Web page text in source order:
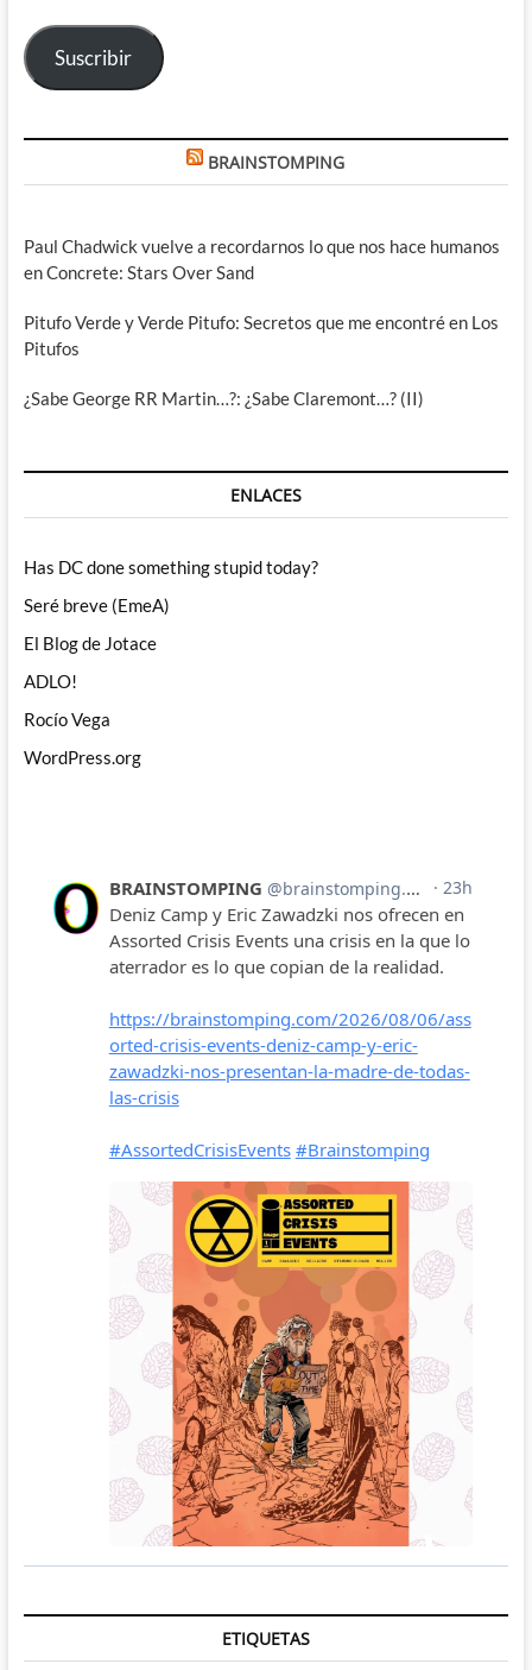
electrónico
Suscribir
BRAINSTOMPING
Paul Chadwick vuelve a recordarnos lo que nos hace humanos
en Concrete: Stars Over Sand
Pitufo Verde y Verde Pitufo: Secretos que me encontré en Los
Pitufos
¿Sabe George RR Martin…?: ¿Sabe Claremont…? (II)
ENLACES
Has DC done something stupid today?
Seré breve (EmeA)
El Blog de Jotace
ADLO!
Rocío Vega
WordPress.org
ETIQUETAS